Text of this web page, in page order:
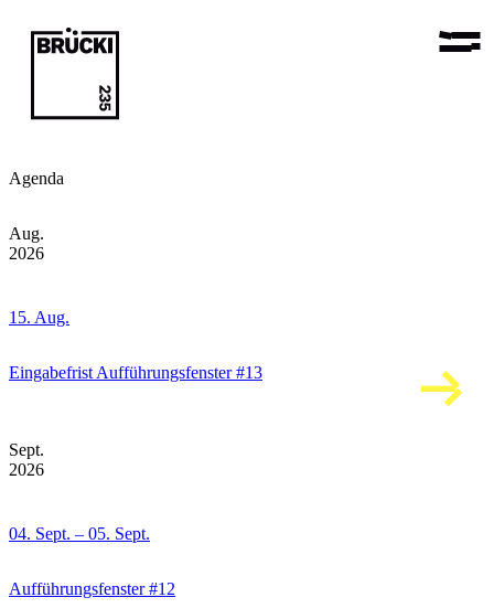
Agenda
Aug.
2026
15. Aug.
Eingabefrist Aufführungsfenster #13
Sept.
2026
04. Sept. – 05. Sept.
Aufführungsfenster #12